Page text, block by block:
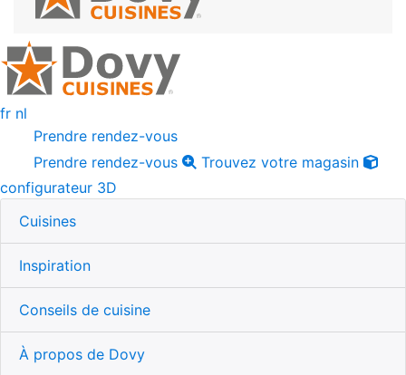
fr nl
Prendre rendez-vous
Prendre rendez-vous
Trouvez votre magasin
configurateur 3D
Cuisines
Inspiration
Conseils de cuisine
À propos de Dovy